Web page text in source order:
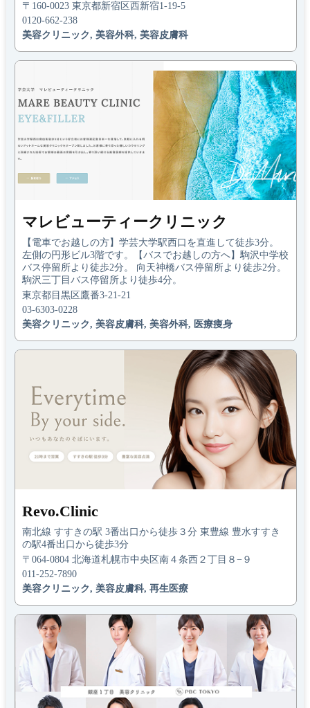
〒160-0023 東京都新宿区西新宿1-19-5
0120-662-238
美容クリニック, 美容外科, 美容皮膚科
マレビューティークリニック
【電車でお越しの方】学芸大学駅西口を直進して徒歩3分。
左側の円形ビル3階です。【バスでお越しの方へ】駒沢中学校
バス停留所より徒歩2分。 向天神橋バス停留所より徒歩2分。
駒沢三丁目バス停留所より徒歩4分。
東京都目黒区鷹番3-21-21
03-6303-0228
美容クリニック, 美容皮膚科, 美容外科, 医療痩身
Revo.Clinic
南北線 すすきの駅 3番出口から徒歩３分 東豊線 豊水すすき
の駅4番出口から徒歩3分
〒064-0804 北海道札幌市中央区南４条西２丁目８−９
011-252-7890
美容クリニック, 美容皮膚科, 再生医療